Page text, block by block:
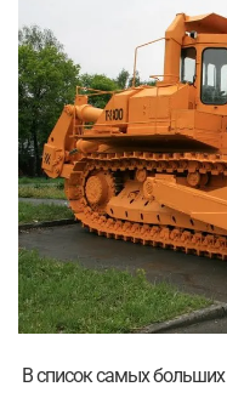
В список самых